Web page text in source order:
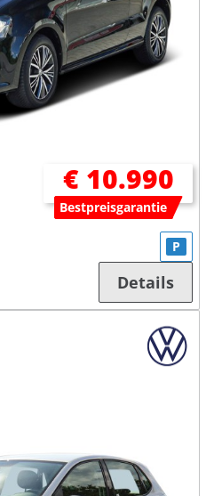
€ 10.990
Bestpreisgarantie
P
Details